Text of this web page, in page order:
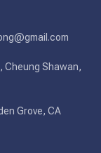
Cheung Shawan,
Grove, CA